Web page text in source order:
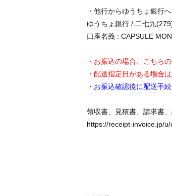
・他行からゆうちょ銀行
ゆうちょ銀行 / 二七九
口座名義 : CAPSULE
・お振込の場合、こちら
・配送指定日がある場合
・お振込確認後に配送手
領収書、見積書、請求書
https://receipt-invoice.jp/